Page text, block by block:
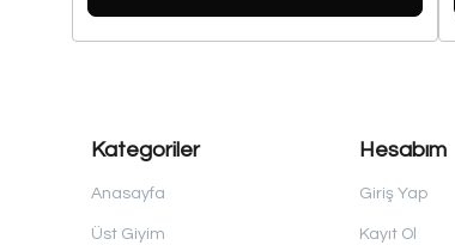
Kategoriler
Anasayfa
Üst Giyim
Hesabım
Giriş Yap
Kayıt Ol